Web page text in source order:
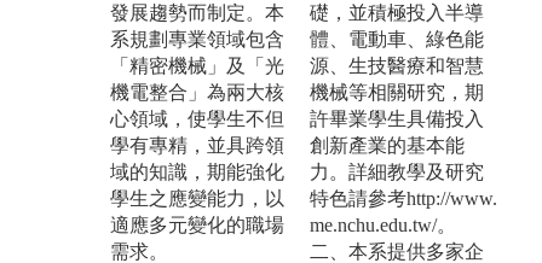
發展趨勢而制定。本
系規劃專業領域包含
「精密機械」及「光
機電整合」為兩大核
心領域，使學生不但
學有專精，並具跨領
域的知識，期能強化
學生之應變能力，以
適應多元變化的職場
需求。
礎，並積極投入半導
體、電動車、綠色能
源、生技醫療和智慧
機械等相關研究，期
許畢業學生具備投入
創新產業的基本能
力。詳細教學及研究
特色請參考http://www.
me.nchu.edu.tw/。
二、本系提供多家企